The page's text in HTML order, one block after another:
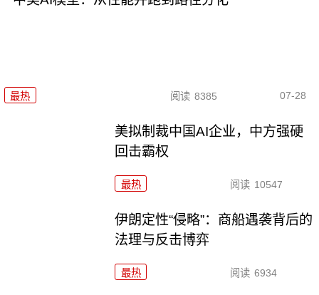
最热 阅读 8385 07-28
美拟制裁中国AI企业，中方强硬
回击霸权
最热 阅读 10547
伊朗定性“侵略”：商船遇袭背后的
法理与反击博弈
最热 阅读 6934